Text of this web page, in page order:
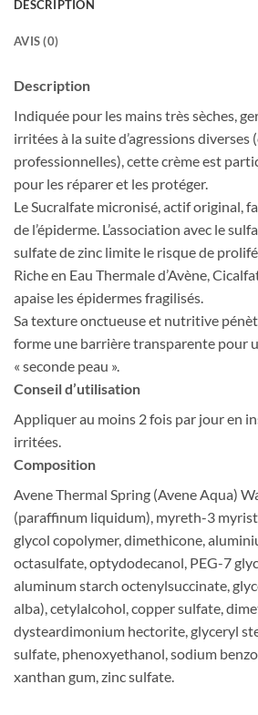
DESCRIPTION
AVIS (0)
Description
Indiquée pour les mains très sèches,
irritées à la suite d’agressions diverses
professionnelles), cette crème est
pour les réparer et les protéger.
Le Sucralfate micronisé, actif original,
de l’épiderme. L’association avec le
sulfate de zinc limite le risque de
Riche en Eau Thermale d’Avène,
apaise les épidermes fragilisés.
Sa texture onctueuse et nutritive
forme une barrière transparente pour
« seconde peau ».
Conseil d’utilisation
Appliquer au moins 2 fois par jour en
irritées.
Composition
Avene Thermal Spring (Avene Aqua)
(paraffinum liquidum), myreth-3
glycol copolymer, dimethicone,
octasulfate, optydodecanol, PEG-7
aluminum starch octenylsuccinate,
alba), cetylalcohol, copper sulfate,
dysteardimonium hectorite, glyceryl
sulfate, phenoxyethanol, sodium
xanthan gum, zinc sulfate.